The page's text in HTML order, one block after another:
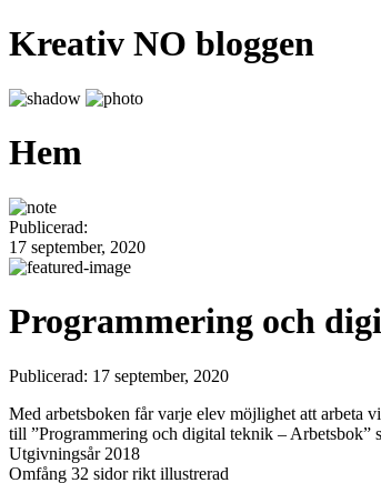
Kreativ NO bloggen
Hem
Publicerad:
17 september, 2020
Programmering och
Publicerad: 17 september, 2020
Med arbetsboken får varje elev möjlighet att arbeta
till ”Programmering och digital teknik – Arbetsbok”
Utgivningsår 2018
Omfång 32 sidor rikt illustrerad